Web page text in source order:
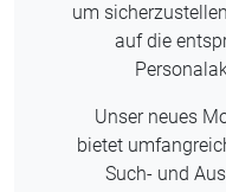
um
auf die
Unser neues
bietet
Such- und